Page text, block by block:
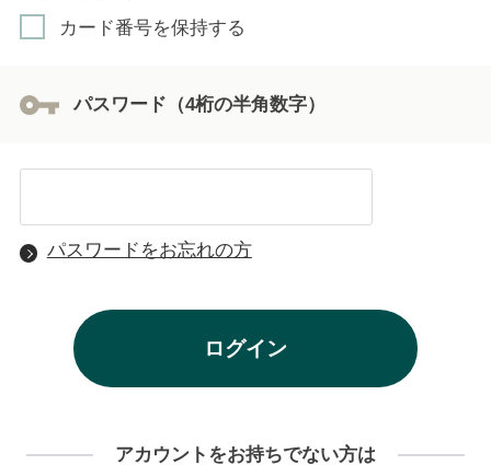
カード番号を保持する
パスワード（4桁の半角数字）
パスワードをお忘れの方
アカウントをお持ちでない方は